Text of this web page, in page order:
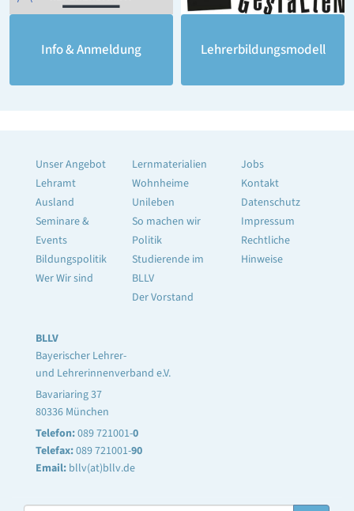
Info & Anmeldung Lehrerbildungsmodell
Unser Angebot
Lehramt
Ausland
Seminare &
Events
Bildungspolitik
Wer Wir sind
Lernmaterialien
Wohnheime
Unileben
So machen wir
Politik
Studierende im
BLLV
Der Vorstand
Jobs
Kontakt
Datenschutz
Impressum
Rechtliche
Hinweise
BLLV
Bayerischer Lehrer-
und Lehrerinnenverband e.V.
Bavariaring 37
80336 München
Telefon:089 721001-0
Telefax:089 721001-90
Email: bllv(at)bllv.de